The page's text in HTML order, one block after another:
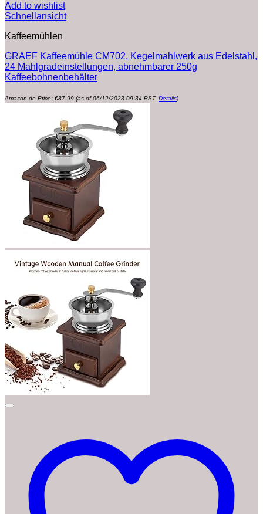
Add to wishlist
Schnellansicht
Kaffeemühlen
GRAEF Kaffeemühle CM702, Kegelmahlwerk aus Edelstahl,
24 Mahlgradeinstellungen, abnehmbarer 250g
Kaffeebohnenbehälter
Amazon.de Price: €87.99 (as of 06/12/2023 09:34 PST- Details)